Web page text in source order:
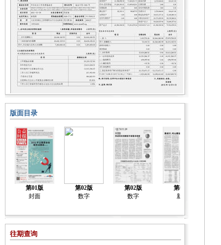
版面目录
第01版
封面
第02版
数字
第02版
数字
第03版
新闻
往期查询